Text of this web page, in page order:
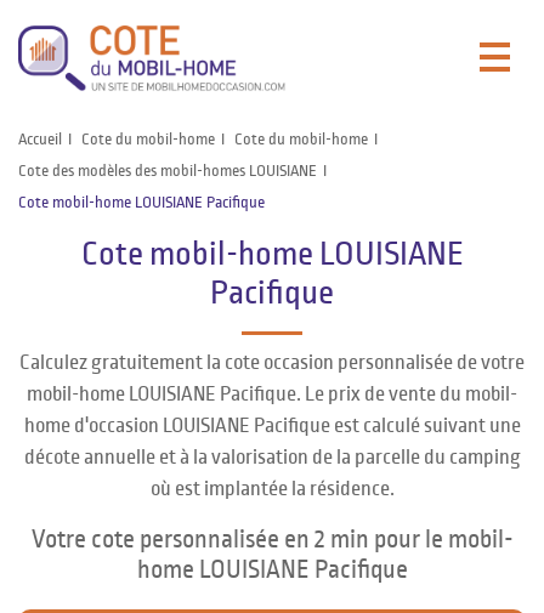
Accueil Cote du mobil-home
Cote du mobil-home
Cote des modèles des mobil-homes LOUISIANE
Cote mobil-home LOUISIANE Pacifique
Cote mobil-home LOUISIANE
Pacifique
Calculez gratuitement la cote occasion personnalisée de votre
mobil-home LOUISIANE Pacifique. Le prix de vente du mobil-
home d'occasion LOUISIANE Pacifique est calculé suivant une
décote annuelle et à la valorisation de la parcelle du camping
où est implantée la résidence.
Votre cote personnalisée en 2 min pour le mobil-
home LOUISIANE Pacifique